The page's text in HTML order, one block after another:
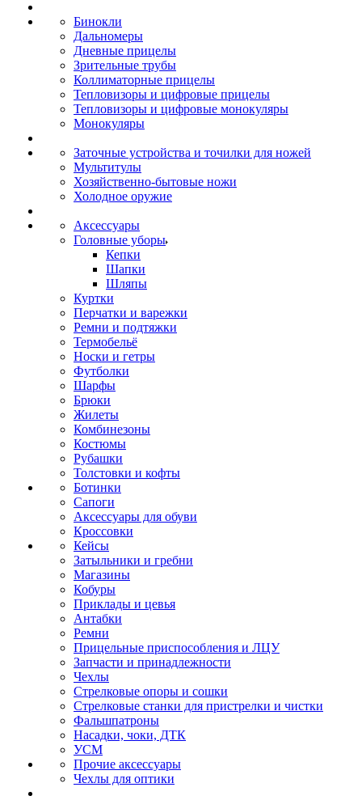
Бинокли
Дальномеры
Дневные прицелы
Зрительные трубы
Коллиматорные прицелы
Тепловизоры и цифровые прицелы
Тепловизоры и цифровые монокуляры
Монокуляры
Заточные устройства и точилки для ножей
Мультитулы
Хозяйственно-бытовые ножи
Холодное оружие
Аксессуары
Головные уборы
Кепки
Шапки
Шляпы
Куртки
Перчатки и варежки
Ремни и подтяжки
Термобельё
Носки и гетры
Футболки
Шарфы
Брюки
Жилеты
Комбинезоны
Костюмы
Рубашки
Толстовки и кофты
Ботинки
Сапоги
Аксессуары для обуви
Кроссовки
Кейсы
Затыльники и гребни
Магазины
Кобуры
Приклады и цевья
Антабки
Ремни
Прицельные приспособления и ЛЦУ
Запчасти и принадлежности
Чехлы
Стрелковые опоры и сошки
Стрелковые станки для пристрелки и чистки
Фальшпатроны
Насадки, чоки, ДТК
УСМ
Прочие аксессуары
Чехлы для оптики